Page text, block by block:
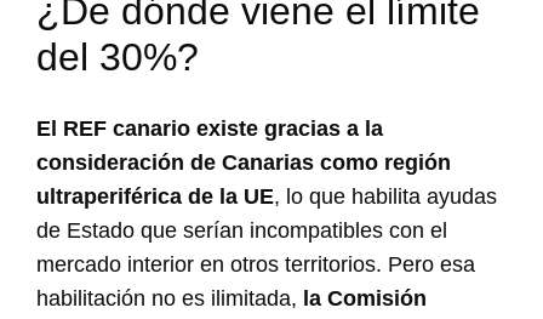
¿De dónde viene el límite
del 30%?
El REF canario existe gracias a la
consideración de Canarias como región
ultraperiférica de la UE, lo que habilita ayudas
de Estado que serían incompatibles con el
mercado interior en otros territorios. Pero esa
habilitación no es ilimitada, la Comisión